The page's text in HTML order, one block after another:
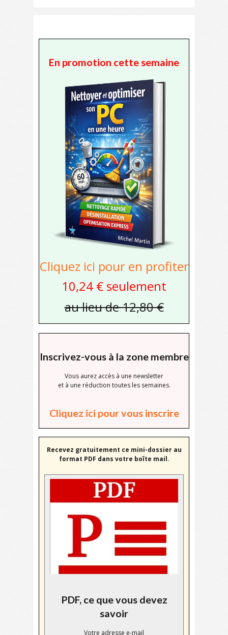
En promotion cette semaine
Cliquez ici pour en profiter
10,24 € seulement
au lieu de 12,80 €
Inscrivez-vous à la zone membre
Vous aurez accès à une newsletter
et à une réduction toutes les semaines.
Cliquez ici pour vous inscrire
Recevez gratuitement ce mini-dossier au
format PDF dans votre boîte mail.
PDF, ce que vous devez
savoir
Votre adresse e-mail